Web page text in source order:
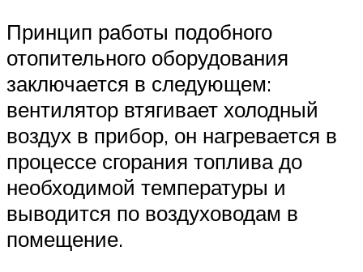
Принцип работы подобного
отопительного оборудования
заключается в следующем:
вентилятор втягивает холодный
воздух в прибор, он нагревается в
процессе сгорания топлива до
необходимой температуры и
выводится по воздуховодам в
помещение.